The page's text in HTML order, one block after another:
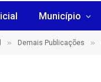
Município
» Demais Publicações »